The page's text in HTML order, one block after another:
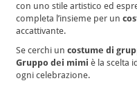
con uno stile artistico ed
completa l’insieme per un
accattivante.
Se cerchi uncostume di
Gruppo dei mimi è la scelta
ogni celebrazione.